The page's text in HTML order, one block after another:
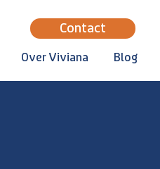
Contact
Over Viviana Blog